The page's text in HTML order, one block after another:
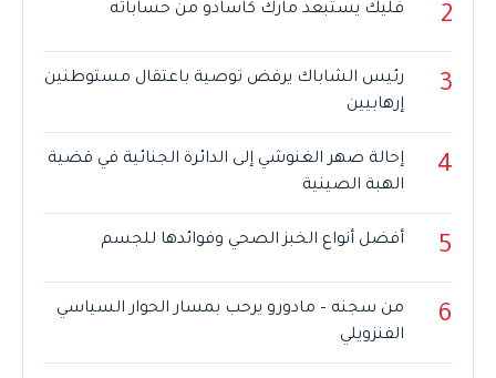
2 فليك يستبعد مارك كاسادو من حساباته
3
رئيس الشاباك يرفض توصية باعتقال مستوطنين
إرهابيين
4
إحالة صهر الغنوشي إلى الدائرة الجنائية في قضية
الهبة الصينية
5 أفضل أنواع الخبز الصحي وفوائدها للجسم
6
من سجنه – مادورو يرحب بمسار الحوار السياسي
الفنزويلي